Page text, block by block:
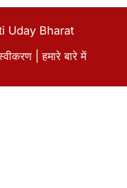
Uday Bharat
|हमारे बारे में